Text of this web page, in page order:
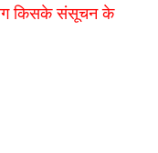
किसके संसूचन के